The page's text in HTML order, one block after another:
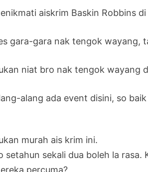
aiskrim Baskin Robbins
gara-gara nak tengok wayang,
niat bro nak tengok wayang
alang ada event disini, so
murah ais krim ini.
setahun sekali dua boleh la rasa.
percuma?